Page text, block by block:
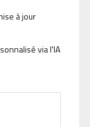
à jour
via l'IA